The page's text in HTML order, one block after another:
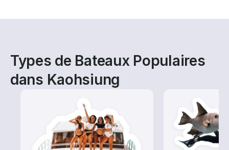
Types de Bateaux Populaires
dans Kaohsiung